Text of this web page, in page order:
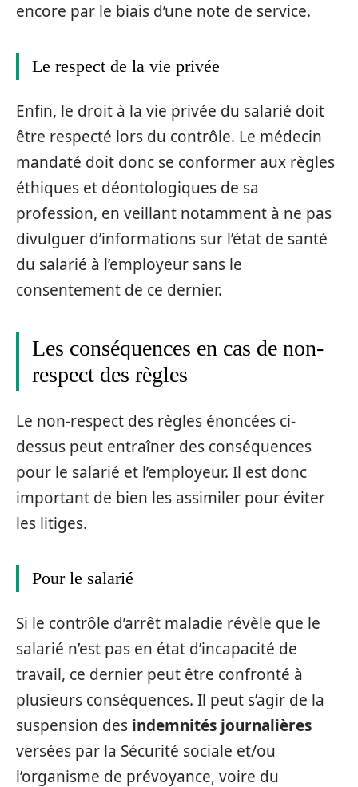
encore par le biais d’une note de service.
Le respect de la vie privée
Enfin, le droit à la vie privée du salarié doit
être respecté lors du contrôle. Le médecin
mandaté doit donc se conformer aux règles
éthiques et déontologiques de sa
profession, en veillant notamment à ne pas
divulguer d’informations sur l’état de santé
du salarié à l’employeur sans le
consentement de ce dernier.
Les conséquences en cas de non-
respect des règles
Le non-respect des règles énoncées ci-
dessus peut entraîner des conséquences
pour le salarié et l’employeur. Il est donc
important de bien les assimiler pour éviter
les litiges.
Pour le salarié
Si le contrôle d’arrêt maladie révèle que le
salarié n’est pas en état d’incapacité de
travail, ce dernier peut être confronté à
plusieurs conséquences. Il peut s’agir de la
suspension des indemnités journalières
versées par la Sécurité sociale et/ou
l’organisme de prévoyance, voire du